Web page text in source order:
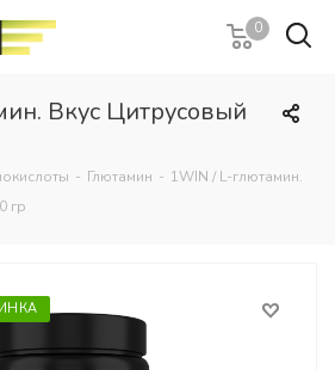
0
Вкус Цитрусовый
- Глютамин - 1WIN / L-глютамин.
гр